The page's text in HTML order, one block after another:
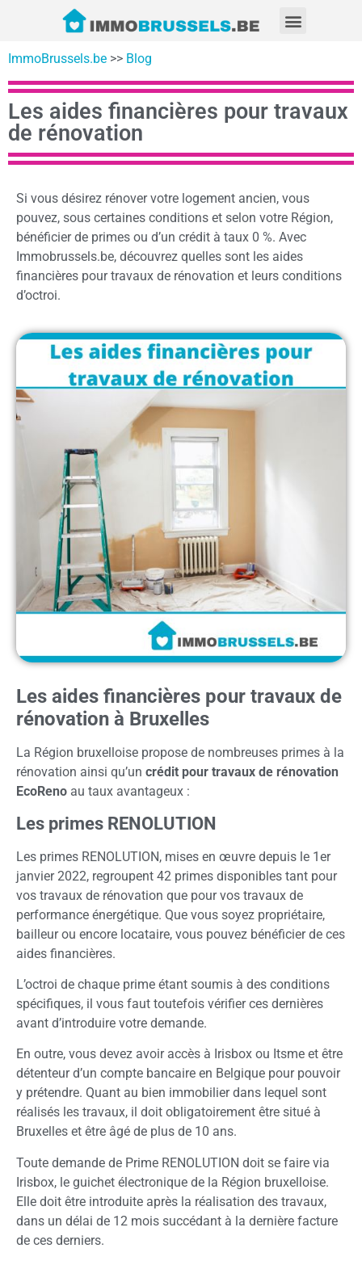
ImmoBrussels.be >> Blog
Les aides financières pour travaux
de rénovation
Si vous désirez rénover votre logement ancien, vous
pouvez, sous certaines conditions et selon votre Région,
bénéficier de primes ou d’un crédit à taux 0 %. Avec
Immobrussels.be, découvrez quelles sont les aides
financières pour travaux de rénovation et leurs conditions
d’octroi.
Les aides financières pour travaux de
rénovation à Bruxelles
La Région bruxelloise propose de nombreuses primes à la
rénovation ainsi qu’un crédit pour travaux de rénovation
EcoReno au taux avantageux :
Les primes RENOLUTION
Les primes RENOLUTION, mises en œuvre depuis le 1er
janvier 2022, regroupent 42 primes disponibles tant pour
vos travaux de rénovation que pour vos travaux de
performance énergétique. Que vous soyez propriétaire,
bailleur ou encore locataire, vous pouvez bénéficier de ces
aides financières.
L’octroi de chaque prime étant soumis à des conditions
spécifiques, il vous faut toutefois vérifier ces dernières
avant d’introduire votre demande.
En outre, vous devez avoir accès à Irisbox ou Itsme et être
détenteur d’un compte bancaire en Belgique pour pouvoir
y prétendre. Quant au bien immobilier dans lequel sont
réalisés les travaux, il doit obligatoirement être situé à
Bruxelles et être âgé de plus de 10 ans.
Toute demande de Prime RENOLUTION doit se faire via
Irisbox, le guichet électronique de la Région bruxelloise.
Elle doit être introduite après la réalisation des travaux,
dans un délai de 12 mois succédant à la dernière facture
de ces derniers.